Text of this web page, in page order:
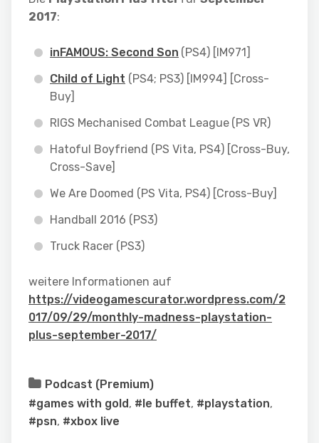
2017:
inFAMOUS: Second Son (PS4) [IM971]
Child of Light (PS4; PS3) [IM994] [Cross-
Buy]
RIGS Mechanised Combat League (PS VR)
Hatoful Boyfriend (PS Vita, PS4) [Cross-Buy,
Cross-Save]
We Are Doomed (PS Vita, PS4) [Cross-Buy]
Handball 2016 (PS3)
Truck Racer (PS3)
weitere Informationen auf
https://videogamescurator.wordpress.com/2
017/09/29/monthly-madness-playstation-
plus-september-2017/
Podcast (Premium)
#games with gold, #le buffet, #playstation,
#psn, #xbox live